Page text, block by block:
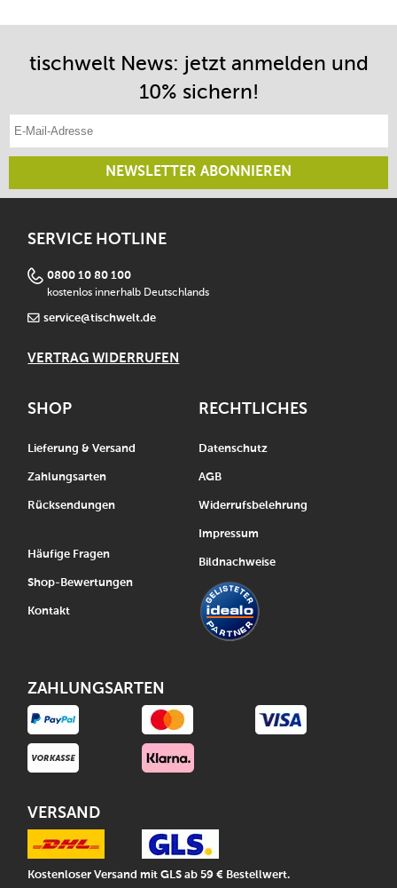
tischwelt News: jetzt anmelden und
10% sichern!
NEWSLETTER ABONNIEREN
SERVICE HOTLINE
0800 10 80 100
kostenlos innerhalb Deutschlands
service@tischwelt.de
VERTRAG WIDERRUFEN
SHOP
Lieferung & Versand
Zahlungsarten
Rücksendungen
Häufige Fragen
Shop-Bewertungen
Kontakt
RECHTLICHES
Datenschutz
AGB
Widerrufsbelehrung
Impressum
Bildnachweise
ZAHLUNGSARTEN
VERSAND
Kostenloser Versand mit GLS ab 59 € Bestellwert.